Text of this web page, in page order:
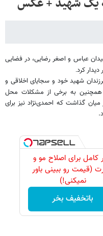
عباس و اصغر رضایی، در فضایی
کرد
شهید خود و سجایای اخلاقی و
به برخی از مشکلات محل
گذاشت که احمدی‌نژاد نیز برای
کامل برای اصلاح مو و
(قیمت رو ببینی باور
نمیکنی!)
باتخفیف بخر